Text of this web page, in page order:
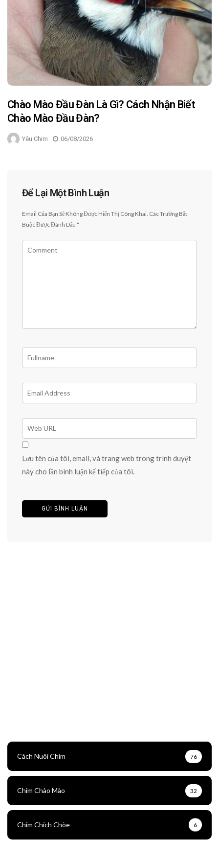
Chào Mào Đầu Đàn Là Gì? Cách Nhận Biết
Chào Mào Đầu Đàn?
Yêu Chim 06/08/2026
Để Lại Một Bình Luận
Email Của Bạn Sẽ Không Được Hiển Thị Công Khai. Các Trường Bắt
Buộc Được Đánh Dấu *
Lưu tên của tôi, email, và trang web trong trình duyệt
này cho lần bình luận kế tiếp của tôi.
Cách Nuôi Chim 76
Chim Chào Mào 32
Chim Chích Chòe 6